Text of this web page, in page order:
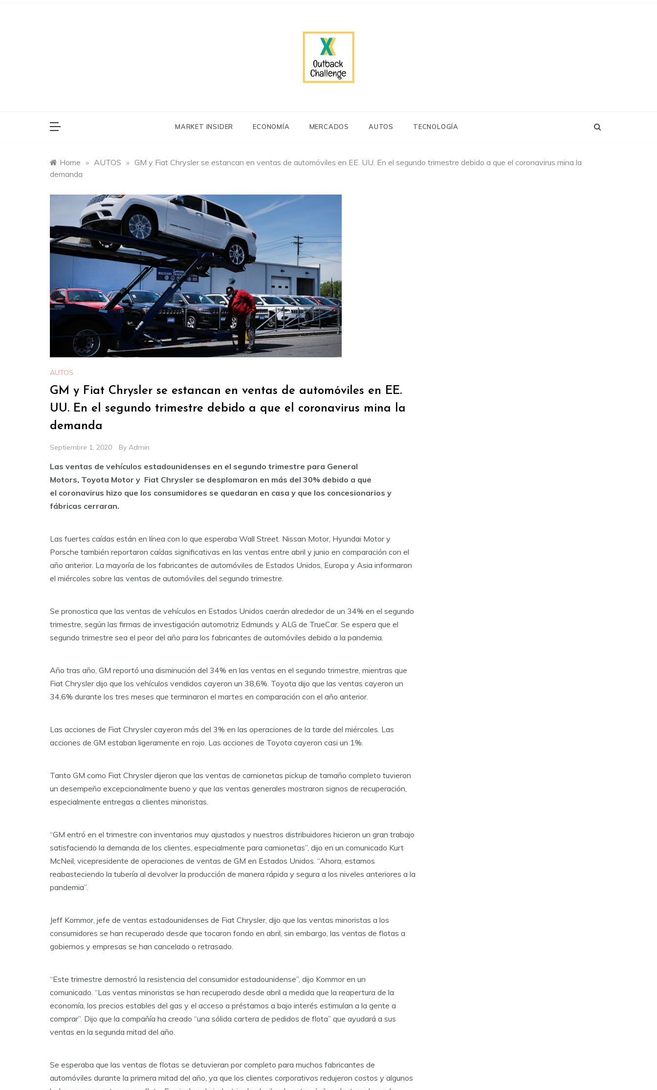
MARKET INSIDER ECONOMÍA MERCADOS AUTOS TECNOLOGÍA
Home » AUTOS » GM y Fiat Chrysler se estancan en ventas de automóviles en EE. UU. En el segundo trimestre debido a que el coronavirus mina la
demanda
AUTOS
GM y Fiat Chrysler se estancan en ventas de automóviles en EE.
UU. En el segundo trimestre debido a que el coronavirus mina la
demanda
Septiembre 1, 2020 By Admin
Las ventas de vehículos estadounidenses en el segundo trimestre para General
Motors, Toyota Motor y Fiat Chrysler se desplomaron en más del 30% debido a que
el coronavirus hizo que los consumidores se quedaran en casa y que los concesionarios y
fábricas cerraran.
Las fuertes caídas están en línea con lo que esperaba Wall Street. Nissan Motor, Hyundai Motor y
Porsche también reportaron caídas significativas en las ventas entre abril y junio en comparación con el
año anterior. La mayoría de los fabricantes de automóviles de Estados Unidos, Europa y Asia informaron
el miércoles sobre las ventas de automóviles del segundo trimestre.
Se pronostica que las ventas de vehículos en Estados Unidos caerán alrededor de un 34% en el segundo
trimestre, según las firmas de investigación automotriz Edmunds y ALG de TrueCar. Se espera que el
segundo trimestre sea el peor del año para los fabricantes de automóviles debido a la pandemia.
Año tras año, GM reportó una disminución del 34% en las ventas en el segundo trimestre, mientras que
Fiat Chrysler dijo que los vehículos vendidos cayeron un 38,6%. Toyota dijo que las ventas cayeron un
34,6% durante los tres meses que terminaron el martes en comparación con el año anterior.
Las acciones de Fiat Chrysler cayeron más del 3% en las operaciones de la tarde del miércoles. Las
acciones de GM estaban ligeramente en rojo. Las acciones de Toyota cayeron casi un 1%.
Tanto GM como Fiat Chrysler dijeron que las ventas de camionetas pickup de tamaño completo tuvieron
un desempeño excepcionalmente bueno y que las ventas generales mostraron signos de recuperación,
especialmente entregas a clientes minoristas.
“GM entró en el trimestre con inventarios muy ajustados y nuestros distribuidores hicieron un gran trabajo
satisfaciendo la demanda de los clientes, especialmente para camionetas”, dijo en un comunicado Kurt
McNeil, vicepresidente de operaciones de ventas de GM en Estados Unidos. “Ahora, estamos
reabasteciendo la tubería al devolver la producción de manera rápida y segura a los niveles anteriores a la
pandemia”.
Jeff Kommor, jefe de ventas estadounidenses de Fiat Chrysler, dijo que las ventas minoristas a los
consumidores se han recuperado desde que tocaron fondo en abril, sin embargo, las ventas de flotas a
gobiernos y empresas se han cancelado o retrasado.
“Este trimestre demostró la resistencia del consumidor estadounidense”, dijo Kommor en un
comunicado. “Las ventas minoristas se han recuperado desde abril a medida que la reapertura de la
economía, los precios estables del gas y el acceso a préstamos a bajo interés estimulan a la gente a
comprar”. Dijo que la compañía ha creado “una sólida cartera de pedidos de flota” que ayudará a sus
ventas en la segunda mitad del año.
Se esperaba que las ventas de flotas se detuvieran por completo para muchos fabricantes de
automóviles durante la primera mitad del año, ya que los clientes corporativos redujeron costos y algunos